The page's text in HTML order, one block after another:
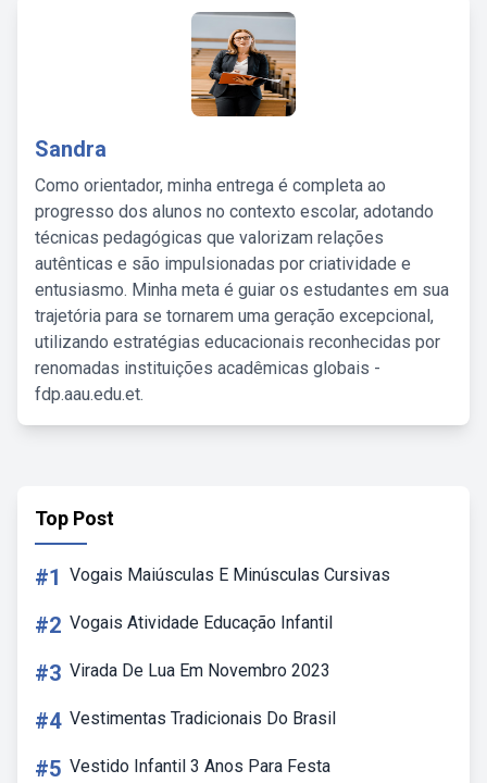
Sandra
Como orientador, minha entrega é completa ao
progresso dos alunos no contexto escolar, adotando
técnicas pedagógicas que valorizam relações
autênticas e são impulsionadas por criatividade e
entusiasmo. Minha meta é guiar os estudantes em sua
trajetória para se tornarem uma geração excepcional,
utilizando estratégias educacionais reconhecidas por
renomadas instituições acadêmicas globais -
fdp.aau.edu.et.
Top Post
#1 Vogais Maiúsculas E Minúsculas Cursivas
#2 Vogais Atividade Educação Infantil
#3 Virada De Lua Em Novembro 2023
#4 Vestimentas Tradicionais Do Brasil
#5 Vestido Infantil 3 Anos Para Festa